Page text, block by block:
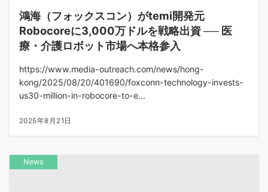
鴻海（フォックスコン）がtemi開発元
Robocoreに3,000万ドルを戦略出資 ── 医
療・介護ロボット市場へ本格参入
https://www.media-outreach.com/news/hong-
kong/2025/08/20/401690/foxconn-technology-invests-
us30-million-in-robocore-to-e...
2025年8月21日
News